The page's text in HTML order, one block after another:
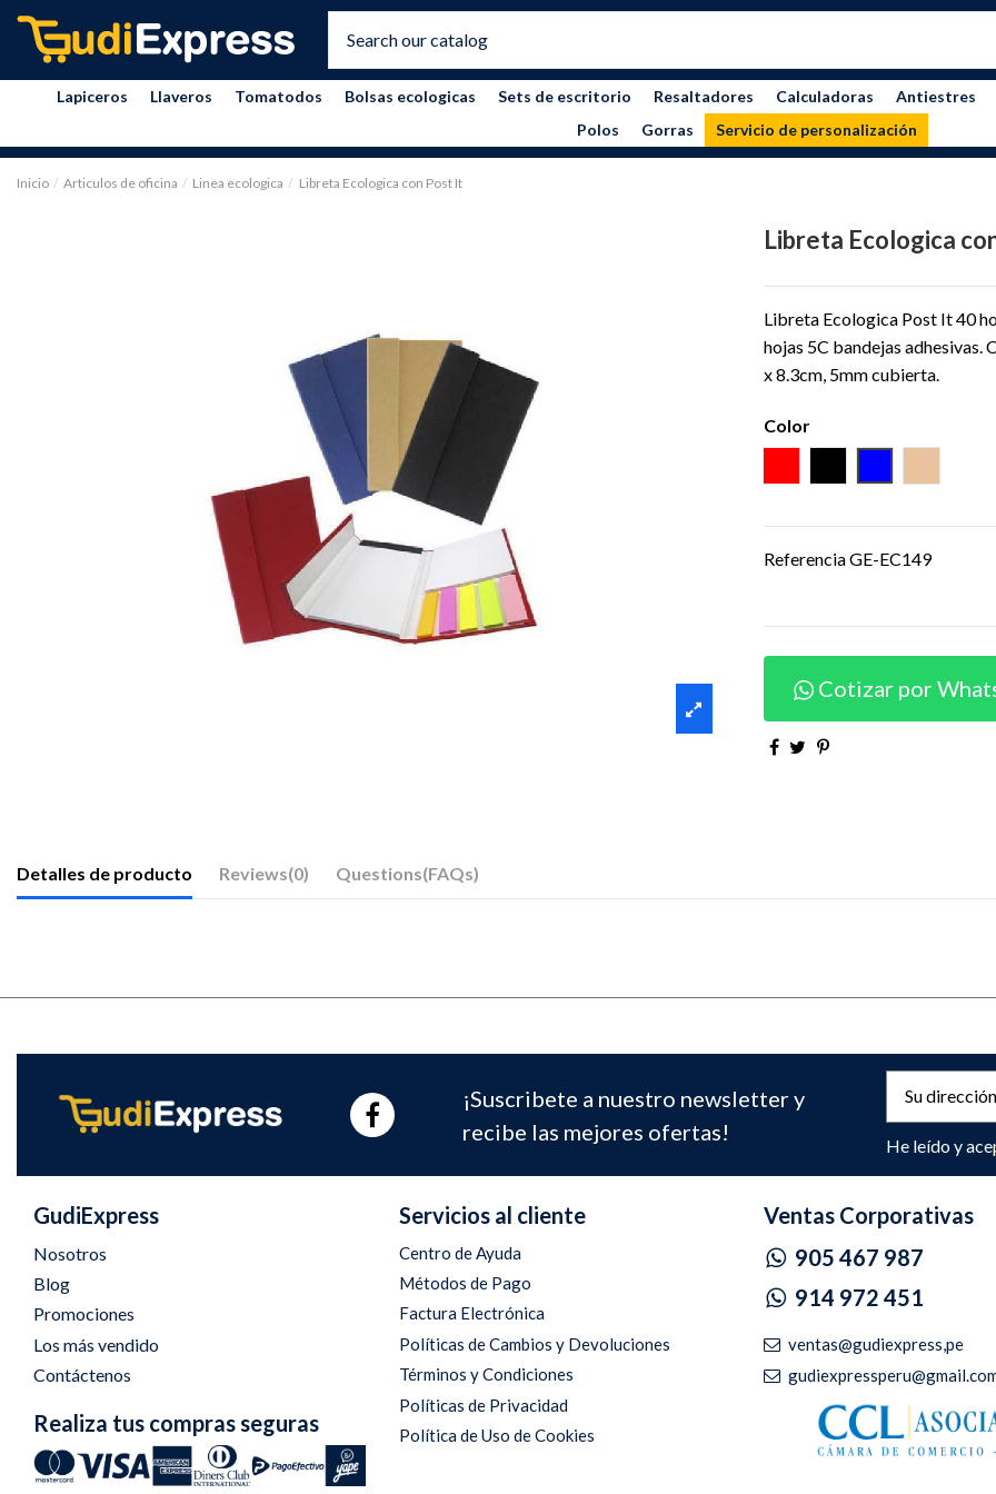
Lapiceros Llaveros Tomatodos Bolsas ecologicas Sets de escritorio Resaltadores Calculadoras
Antiestres
Polos
Gorras Servicio de personalización
Inicio Articulos de oficina Linea ecologica Libreta Ecologica con Post It
Libreta Ecologica
Libreta Ecologica Post It 40
hojas 5C bandejas adhesivas.
x 8.3cm, 5mm cubierta.
Color
ReferenciaGE-EC149
Cotizar por
Detalles de producto Reviews(0) Questions(FAQs)
¡Suscribete a nuestro newsletter y
recibe las mejores ofertas!
He leído y
GudiExpress
Nosotros
Blog
Promociones
Los más vendido
Contáctenos
Realiza tus compras seguras
Servicios al cliente
Centro de Ayuda
Métodos de Pago
Factura Electrónica
Políticas de Cambios y Devoluciones
Términos y Condiciones
Políticas de Privacidad
Política de Uso de Cookies
Ventas Corporativas
905 467 987
914 972 451
ventas@gudiexpress,pe